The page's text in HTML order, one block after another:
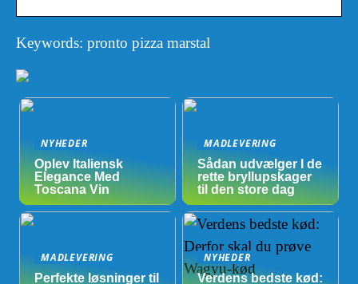
Keywords: pronto pizza marstal
NYHEDER
Oplev Italiensk
Elegance Med
Toscana Vin
MADLEVERING
Sådan udvælger I de
rette bryllupskager
til den store dag
MADLEVERING
Perfekte løsninger til
NYHEDER
Verdens bedste kød: